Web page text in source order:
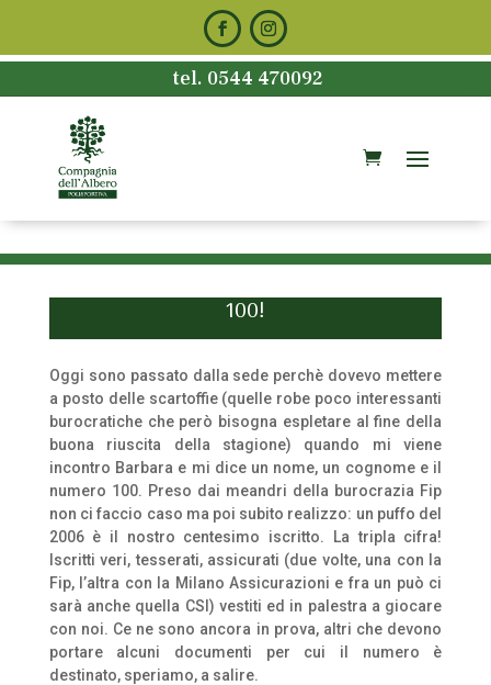
tel. 0544 470092
100!
Oggi sono passato dalla sede perchè dovevo mettere
a posto delle scartoffie (quelle robe poco interessanti
burocratiche che però bisogna espletare al fine della
buona riuscita della stagione) quando mi viene
incontro Barbara e mi dice un nome, un cognome e il
numero 100. Preso dai meandri della burocrazia Fip
non ci faccio caso ma poi subito realizzo: un puffo del
2006 è il nostro centesimo iscritto. La tripla cifra!
Iscritti veri, tesserati, assicurati (due volte, una con la
Fip, l’altra con la Milano Assicurazioni e fra un può ci
sarà anche quella CSI) vestiti ed in palestra a giocare
con noi. Ce ne sono ancora in prova, altri che devono
portare alcuni documenti per cui il numero è
destinato, speriamo, a salire.